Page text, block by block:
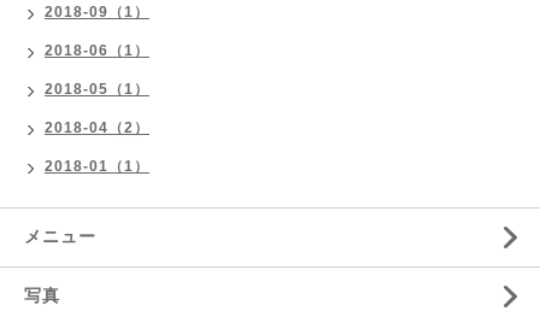
2018-09（1）
2018-06（1）
2018-05（1）
2018-04（2）
2018-01（1）
メニュー
写真